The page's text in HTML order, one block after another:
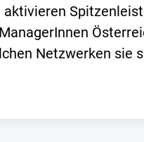
Netzwerken sie